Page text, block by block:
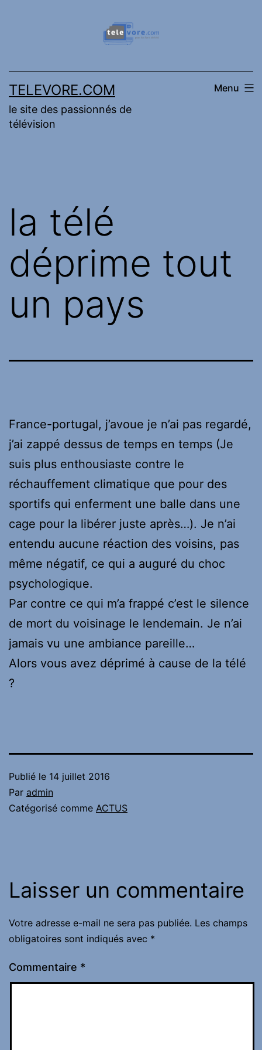
TELEVORE.COM
le site des passionnés de
télévision
Menu
la télé
déprime tout
un pays
France-portugal, j’avoue je n’ai pas regardé,
j’ai zappé dessus de temps en temps (Je
suis plus enthousiaste contre le
réchauffement climatique que pour des
sportifs qui enferment une balle dans une
cage pour la libérer juste après…). Je n’ai
entendu aucune réaction des voisins, pas
même négatif, ce qui a auguré du choc
psychologique.
Par contre ce qui m’a frappé c’est le silence
de mort du voisinage le lendemain. Je n’ai
jamais vu une ambiance pareille…
Alors vous avez déprimé à cause de la télé
?
Publié le 14 juillet 2016
Par admin
Catégorisé comme ACTUS
Laisser un commentaire
Votre adresse e-mail ne sera pas publiée. Les champs
obligatoires sont indiqués avec *
Commentaire *